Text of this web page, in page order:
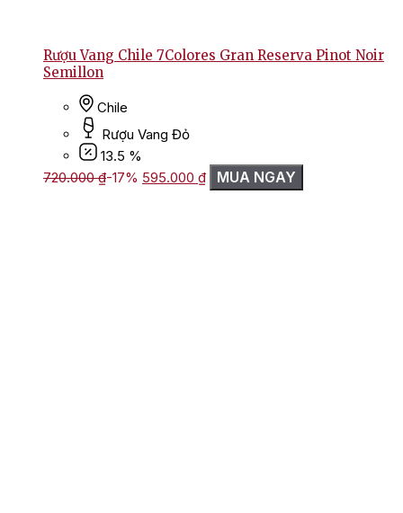
Rượu Vang Chile 7Colores Gran Reserva Pinot Noir
Semillon
Chile
Rượu Vang Đỏ
13.5 %
720.000₫-17% Giá
gốc
595.000 ₫Giá
hiện
MUA NGAY